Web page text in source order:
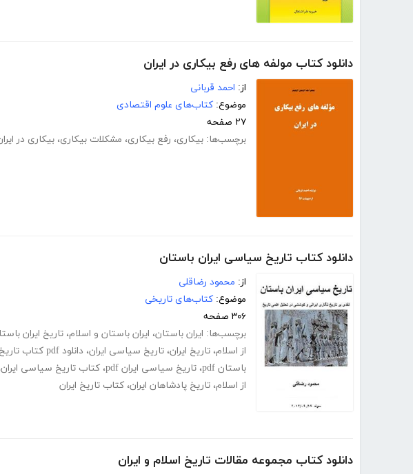
دانلود کتاب مولفه های رفع بیکاری در ایران
از: احمد قربانی
موضوع: کتاب‌های علوم اقتصادی
۲۷ صفحه
برچسب‌ها: بیکاری، رفع بیکاری، مشکلات بیکاری، بیکاری در
دانلود کتاب تاریخ سیاسی ایران باستان
از: محمود رضاقلی
موضوع: کتاب‌های تاریخی
۳۰۶ صفحه
برچسب‌ها: ایران باستان، ایران باستان و اسلام، تاریخ ایران
از اسلام، تاریخ ایران، تاریخ سیاسی ایران، دانلود pdf کتاب تاریخ سیاسی ایران باستان
باستان pdf
، تاریخ سیاسی ایران pdf ، کتاب تاریخ سیاسی ایران
از اسلام، تاریخ پادشاهان ایران، کتاب تاریخ ایران
دانلود کتاب مجموعه مقالات تاریخ اسلام و ایران